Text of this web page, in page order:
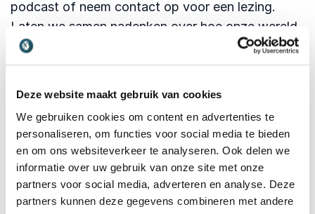
Deze website maakt gebruik van cookies
We gebruiken cookies om content en advertenties te
personaliseren, om functies voor social media te bieden
en om ons websiteverkeer te analyseren. Ook delen we
informatie over uw gebruik van onze site met onze
partners voor social media, adverteren en analyse. Deze
partners kunnen deze gegevens combineren met andere
podcast of neem contact op voor een lezing.
Laten we samen nadenken over hoe onze wereld
eruit gaat zien.
organisatie betekent?
Sta je aan de vooravond van digitale verandering,
of vraag je je af wat AI concreet gaat betekenen
voor jouw mensen en strategie? Randall neemt je
mee in een inspirerend en helder verhaal over
technologische vooruitgang, kansen en impact.